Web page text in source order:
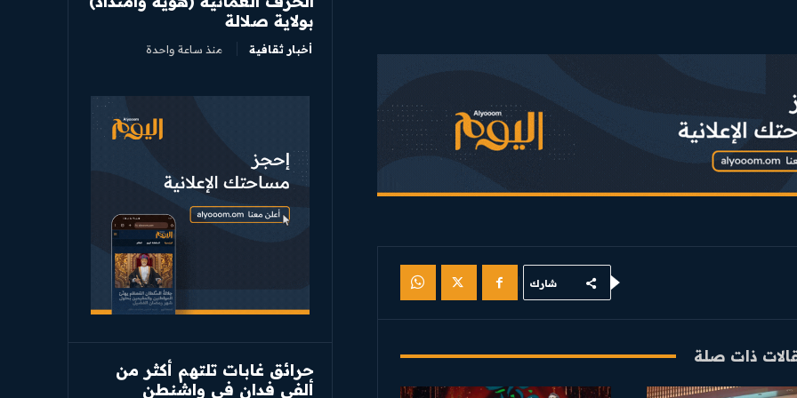
شارك
ذات صلة
بولاية صلالة
أخبار ثقافية منذ ساعة واحدة
حرائق غابات تلتهم أكثر من
ألفي فدان في واشنطن